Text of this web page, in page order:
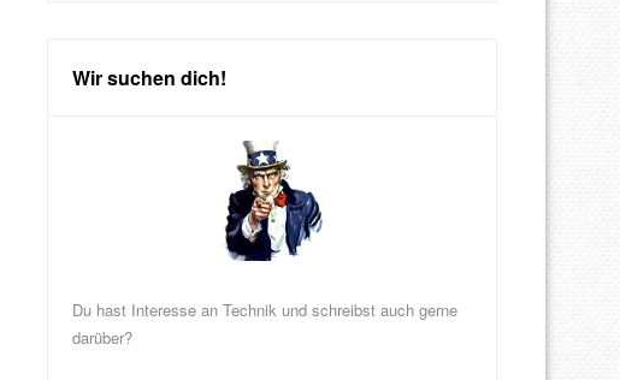
Wir suchen dich!
Du hast Interesse an Technik und schreibst auch gerne
darüber?